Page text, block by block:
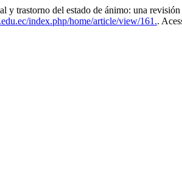
del estado de ánimo: una revisión
index.php/home/article/view/161..